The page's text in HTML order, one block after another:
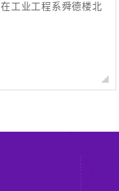
工业工程系舜德楼北